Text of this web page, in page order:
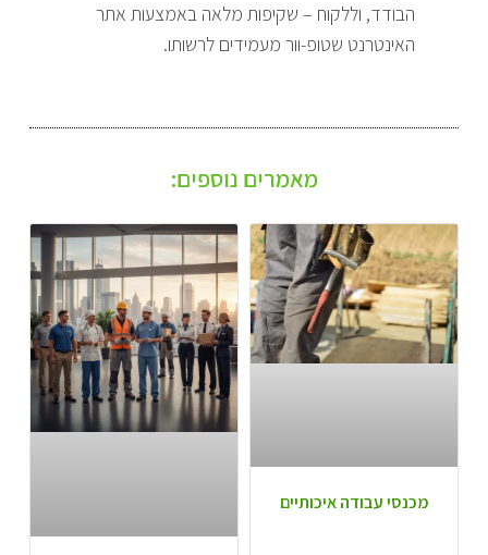
הבודד, וללקוח – שקיפות מלאה באמצעות אתר
האינטרנט שטופ-וור מעמידים לרשותו.
מאמרים נוספים:
מכנסי עבודה איכותיים